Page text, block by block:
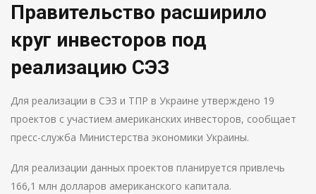
Правительство расширило
круг инвесторов под
реализацию СЭЗ
Для реализации в СЭЗ и ТПР в Украине утверждено 19
проектов с участием американских инвесторов, сообщает
пресс-служба Министерства экономики Украины.
Для реализации данных проектов планируется привлечь
166,1 млн долларов американского капитала.